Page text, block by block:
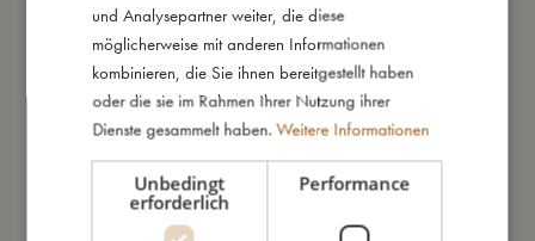
Beißring - Stern Naturkautschuk -
Ausverkauft
Silikonlätzchen - Chestnuts
Ausverkauft
und Analysepartner weiter, die diese
möglicherweise mit anderen Informationen
kombinieren, die Sie ihnen bereitgestellt haben
oder die sie im Rahmen Ihrer Nutzung ihrer
Dienste gesammelt haben. Weitere Informationen
Unbedingt
erforderlich
Performance